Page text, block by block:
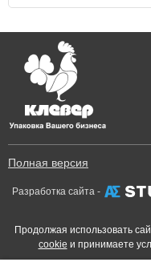
Полная версия
Разработка сайта -
Продолжая использовать
cookie и принимаете